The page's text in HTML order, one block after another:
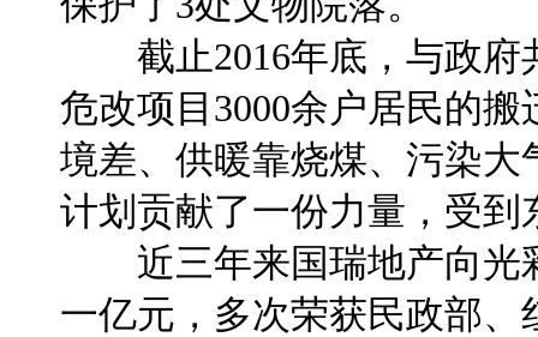
截止2016年底，与政府
危改项目3000余户居民的
境差、供暖靠烧煤、污染
计划贡献了一份力量，受
近三年来国瑞地产向光
一亿元，多次荣获民政部